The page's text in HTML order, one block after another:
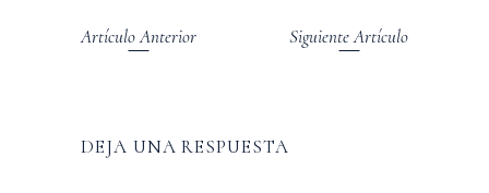
Artículo Anterior Siguiente Artículo
DEJA UNA RESPUESTA